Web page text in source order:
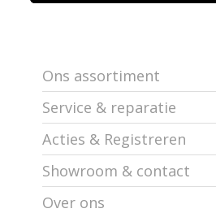
Ons assortiment
Service & reparatie
Acties & Registreren
Showroom & contact
Over ons